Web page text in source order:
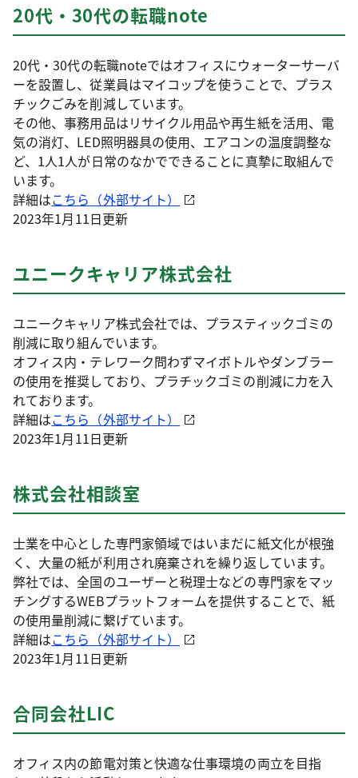
20代・30代の転職note
20代・30代の転職noteではオフィスにウォーターサーバ
ーを設置し、従業員はマイコップを使うことで、プラス
チックごみを削減しています。
その他、事務用品はリサイクル用品や再生紙を活用、電
気の消灯、LED照明器具の使用、エアコンの温度調整な
ど、1人1人が日常のなかでできることに真摯に取組んで
います。
詳細はこちら（外部サイト）
2023年1月11日更新
ユニークキャリア株式会社
ユニークキャリア株式会社では、プラスティックゴミの
削減に取り組んでいます。
オフィス内・テレワーク問わずマイボトルやダンブラー
の使用を推奨しており、プラチックゴミの削減に力を入
れております。
詳細はこちら（外部サイト）
2023年1月11日更新
株式会社相談室
士業を中心とした専門家領域ではいまだに紙文化が根強
く、大量の紙が利用され廃棄されを繰り返しています。
弊社では、全国のユーザーと税理士などの専門家をマッ
チングするWEBプラットフォームを提供することで、紙
の使用量削減に繋げています。
詳細はこちら（外部サイト）
2023年1月11日更新
合同会社LIC
オフィス内の節電対策と快適な仕事環境の両立を目指